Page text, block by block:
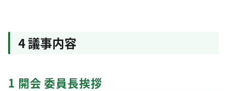
4 議事内容
1 開会 委員長挨拶